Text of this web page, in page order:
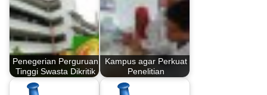
Penegerian Perguruan
Tinggi Swasta Dikritik
Kampus agar Perkuat
Penelitian